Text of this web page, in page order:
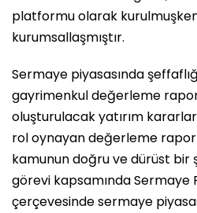
platformu olarak kurulmuşken,
kurumsallaşmıştır.
Sermaye piyasasında
gayrimenkul değerleme
oluşturulacak yatırım
rol oynayan değerleme
kamunun doğru ve dürüst bir
görevi kapsamında Sermaye
çerçevesinde sermaye